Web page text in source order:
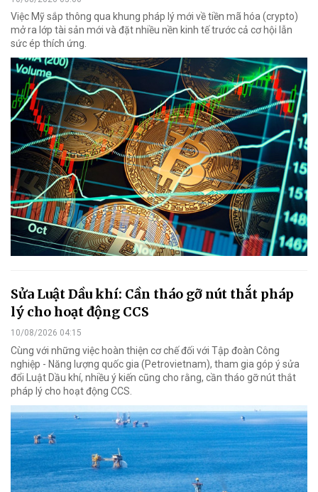
Việc Mỹ sắp thông qua khung pháp lý mới về tiền mã hóa (crypto)
mở ra lớp tài sản mới và đặt nhiều nền kinh tế trước cả cơ hội lẫn
sức ép thích ứng.
Sửa Luật Dầu khí: Cần tháo gỡ nút thắt pháp
lý cho hoạt động CCS
10/08/2026 04:15
Cùng với những việc hoàn thiện cơ chế đối với Tập đoàn Công
nghiệp - Năng lượng quốc gia (Petrovietnam), tham gia góp ý sửa
đổi Luật Dầu khí, nhiều ý kiến cũng cho rằng, cần tháo gỡ nút thắt
pháp lý cho hoạt động CCS.